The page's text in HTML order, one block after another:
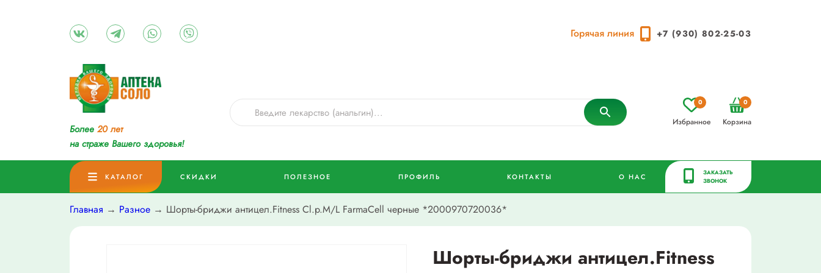
Горячая линия +7 (930) 802-25-03
Более 20 лет
на страже Вашего здоровья!
Избранное
0
Корзина
0
КАТАЛОГ СКИДКИ ПОЛЕЗНОЕ ПРОФИЛЬ КОНТАКТЫ О НАС
ЗАКАЗАТЬ
ЗВОНОК
Главная → Разное → Шорты-бриджи антицел.Fitness Cl.р.М/L FarmaCell черные *2000970720036*
Шорты-бриджи антицел.Fitness